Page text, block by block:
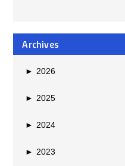
Archives
► 2026
► 2025
► 2024
► 2023